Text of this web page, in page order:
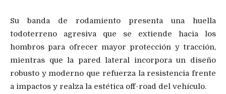
Su banda de rodamiento presenta una huella
todoterreno agresiva que se extiende hacia los
hombros para ofrecer mayor protección y tracción,
mientras que la pared lateral incorpora un diseño
robusto y moderno que refuerza la resistencia frente
a impactos y realza la estética off-road del vehículo.